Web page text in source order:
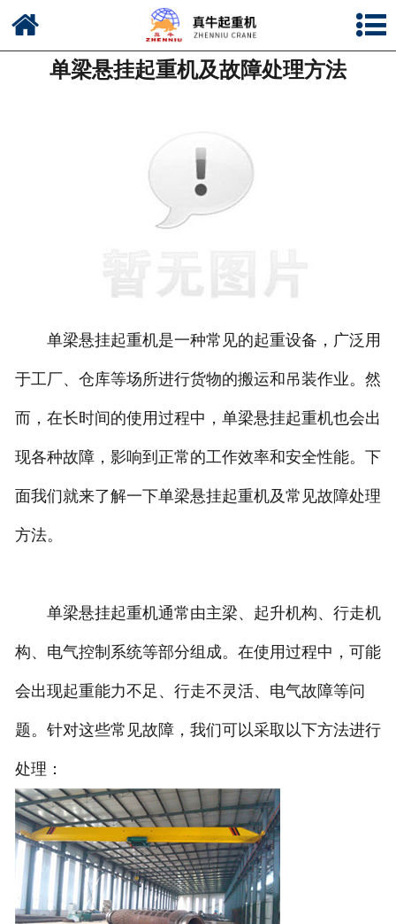
公司简介
联系我们
单梁悬挂起重机及故障处理方法
单梁悬挂起重机是一种常见的起重设备，广泛用
于工厂、仓库等场所进行货物的搬运和吊装作业。然
而，在长时间的使用过程中，单梁悬挂起重机也会出
现各种故障，影响到正常的工作效率和安全性能。下
面我们就来了解一下单梁悬挂起重机及常见故障处理
方法。
单梁悬挂起重机通常由主梁、起升机构、行走机
构、电气控制系统等部分组成。在使用过程中，可能
会出现起重能力不足、行走不灵活、电气故障等问
题。针对这些常见故障，我们可以采取以下方法进行
处理：